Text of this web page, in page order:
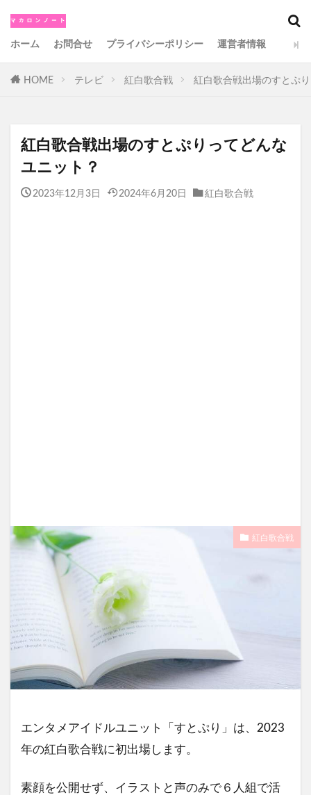
ホーム お問合せ プライバシーポリシー 運営者情報
HOME テレビ 紅白歌合戦 紅白歌合戦出場のすとぷ
紅白歌合戦出場のすとぷりってどんな
ユニット？
2023年12月3日 2024年6月20日 紅白歌合戦
紅白歌合戦
エンタメアイドルユニット「すとぷり」は、2023
年の紅白歌合戦に初出場します。
素顔を公開せず、イラストと声のみで６人組で活
カテゴリー